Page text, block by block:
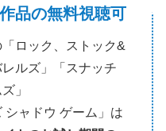
品の無料視聴可
ロック、ストック&
ルズ」「スナッチ
」
シャドウ ゲーム」は